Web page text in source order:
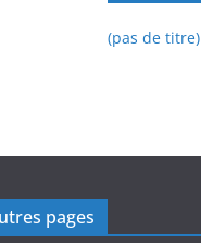
(pas de titre)
pages